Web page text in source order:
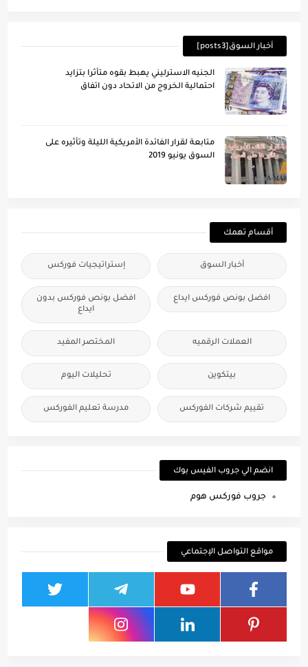
أخبار السوق[posts3]
الجنيه الاسترليني يهبط بقوه متأثرا بتزايد
احتمالية الخروج من الاتحاد دون اتفاق
متابعة لقرار الفائدة الأمريكية الليلة وتأُثيره على
السوق يونيو 2019
أقسام تهمك
أخبار السوق إستراتيجيات فوركس
افضل بونص فوركس ايداع
افضل بونص فوركس بدون
ايداع
العملات الرقميه المختصر المفيد
بيتكوين تحليلات اليوم
تقييم شركات الفوركس مدرسة تعليم الفوركس
انضم الي جروب الفيس بوك
جروب فوركس هوم
مواقع التواصل الإجتماعي